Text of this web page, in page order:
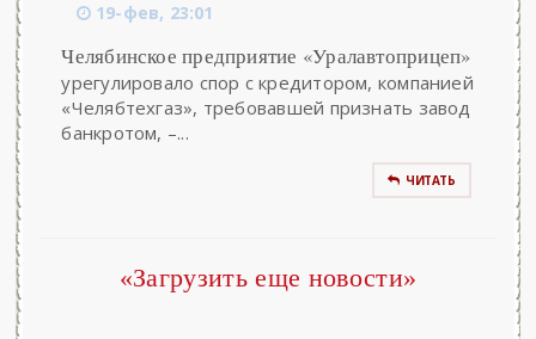
19-фев, 23:01
Челябинское предприятие «Уралавтоприцеп»
урегулировало спор с кредитором, компанией
«Челябтехгаз», требовавшей признать завод
банкротом, –...
ЧИТАТЬ
«Загрузить еще новости»